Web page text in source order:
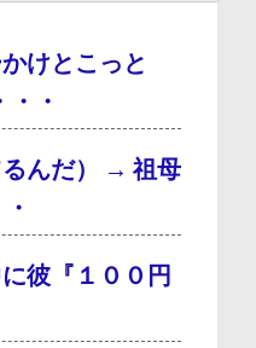
けとこっと
・
んだ） → 祖母
彼『１００円